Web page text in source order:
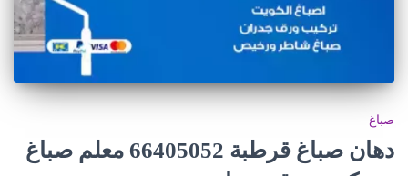
صباغ
دهان صباغ قرطبة 66405052 معلم صباغ